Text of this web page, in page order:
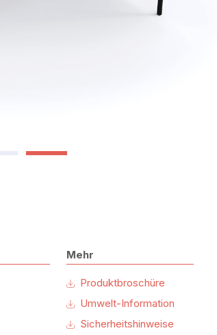
Mehr
Produktbroschüre
Umwelt-Information
Sicherheitshinweise